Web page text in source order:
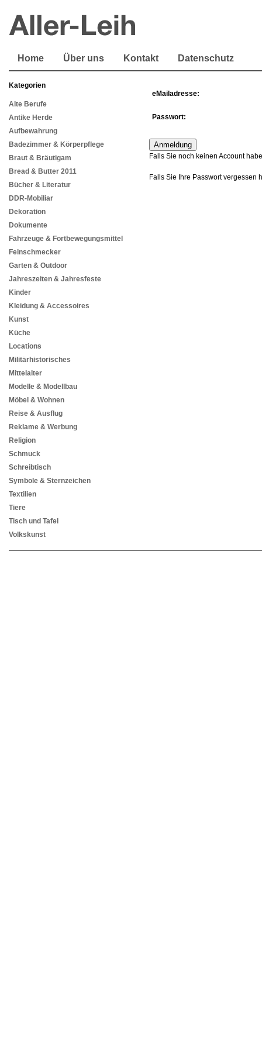
Home Über uns Kontakt Datenschutz
Kategorien
Alte Berufe
Antike Herde
Aufbewahrung
Badezimmer & Körperpflege
Braut & Bräutigam
Bread & Butter 2011
Bücher & Literatur
DDR-Mobiliar
Dekoration
Dokumente
Fahrzeuge & Fortbewegungsmittel
Feinschmecker
Garten & Outdoor
Jahreszeiten & Jahresfeste
Kinder
Kleidung & Accessoires
Kunst
Küche
Locations
Militärhistorisches
Mittelalter
Modelle & Modellbau
Möbel & Wohnen
Reise & Ausflug
Reklame & Werbung
Religion
Schmuck
Schreibtisch
Symbole & Sternzeichen
Textilien
Tiere
Tisch und Tafel
Volkskunst
eMailadresse:
Passwort:
Falls Sie noch keinen Account
Falls Sie Ihre Passwort vergessen